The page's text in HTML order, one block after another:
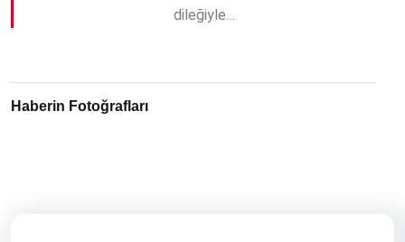
dileğiyle…
Haberin Fotoğrafları